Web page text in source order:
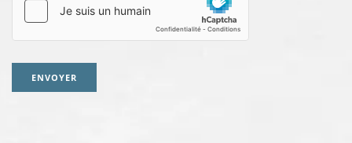
ENVOYER